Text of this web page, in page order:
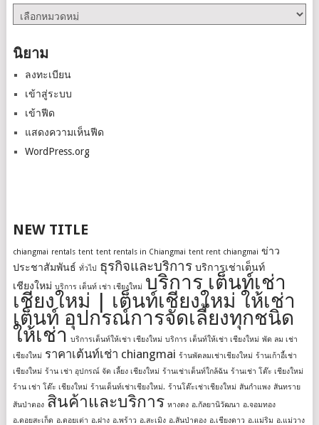
หมวด
หมู่
นิยาม
ลงทะเบียน
เข้าสู่ระบบ
เข้าฟีด
แสดงความเห็นฟีด
WordPress.org
NEW TITLE
chiangmai rentals tent tent rentals in Chiangmai tent rent chiangmai ข่าว
ประชาสัมพันธ์ ทั่วไป ธุรกิจและบริการ บริการเช่าเต็นท์
เชียงใหม่ บริการ เต็นท์ เช่า เชียงใหม่ บริการ เต็นท์เช่า
เชียงใหม่ | เต็นท์เชียงใหม่ ให้เช่า
เต็นท์ อุปกรณ์การจัดเลี้ยงทุกชนิด
ให้เช่า บริการเต็นท์ให้เช่า เชียงใหม่ บริการ เต็นท์ให้เช่า เชียงใหม่ พัด ลม เช่า
เชียงใหม่ ราคาเต้นท์เช่า chiangmai ร้านพัดลมเช่าเชียงใหม่ ร้านเก้าอี้เช่า
เชียงใหม่ ร้าน เช่า อุปกรณ์ จัด เลี้ยง เชียงใหม่ ร้านเช่าเต็นท์ใกล้ฉัน ร้านเช่า โต๊ะ เชียงใหม่
ร้าน เช่า โต๊ะ เชียงใหม่ ร้านเต็นท์เช่าเชียงใหม่. ร้านโต๊ะเช่าเชียงใหม่ สันกำแพง สันทราย
สันป่าตอง สินค้าและบริการ หางดง อ.กัลยานิวัฒนา อ.จอมทอง
อ.ดอยสะเก็ด อ.ดอยเต่า อ.ฝาง อ.พร้าว อ.สะเมิง อ.สันป่าตอง อ.เชียงดาว อ.แม่ริม อ.แม่วาง